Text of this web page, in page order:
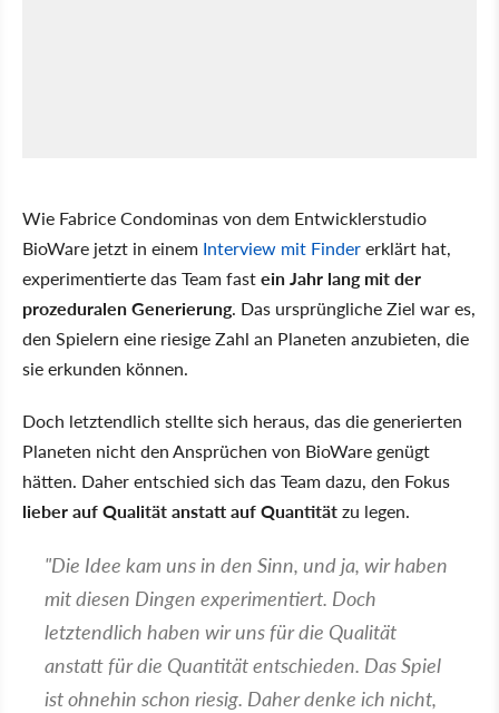
Wie Fabrice Condominas von dem Entwicklerstudio
BioWare jetzt in einem Interview mit Findererklärt hat,
experimentierte das Team fastein Jahr lang mit der
prozeduralen Generierung. Das ursprüngliche Ziel war es,
den Spielern eine riesige Zahl an Planeten anzubieten, die
sie erkunden können.
Doch letztendlich stellte sich heraus, das die generierten
Planeten nicht den Ansprüchen von BioWare genügt
hätten. Daher entschied sich das Team dazu, den Fokus
lieber auf Qualität anstatt auf Quantitätzu legen.
"Die Idee kam uns in den Sinn, und ja, wir haben
mit diesen Dingen experimentiert. Doch
letztendlich haben wir uns für die Qualität
anstatt für die Quantität entschieden. Das Spiel
ist ohnehin schon riesig. Daher denke ich nicht,